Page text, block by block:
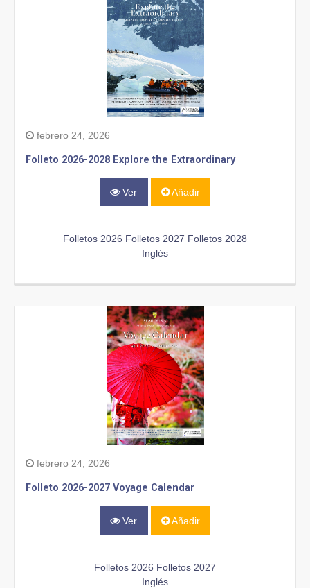
febrero 24, 2026
Folleto 2026-2028 Explore the Extraordinary
Ver Añadir
Folletos 2026 Folletos 2027 Folletos 2028
Inglés
febrero 24, 2026
Folleto 2026-2027 Voyage Calendar
Ver Añadir
Folletos 2026 Folletos 2027
Inglés